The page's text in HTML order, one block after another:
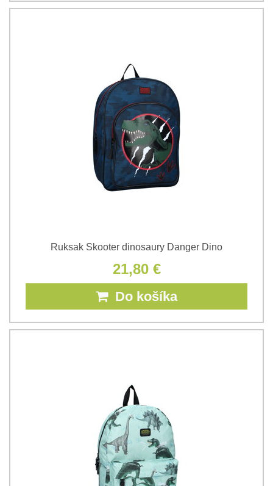
Ruksak Skooter dinosaury Danger Dino
21,80 €
Do košíka